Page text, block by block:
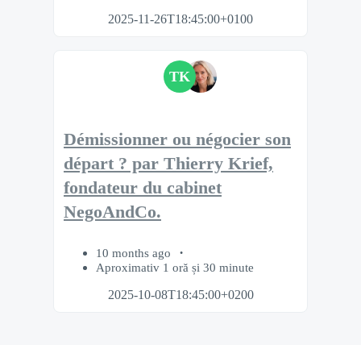
2025-11-26T18:45:00+0100
TK
Démissionner ou négocier son
départ ? par Thierry Krief,
fondateur du cabinet
NegoAndCo.
10 months ago
Aproximativ 1 oră și 30 minute
2025-10-08T18:45:00+0200